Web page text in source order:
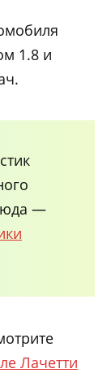
1.8 и
—
Лачетти